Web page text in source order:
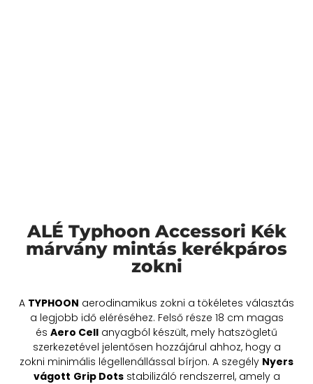
ALÉ Typhoon Accessori Kék
márvány mintás kerékpáros
zokni
A TYPHOON aerodinamikus zokni a tökéletes választás
a legjobb idő eléréséhez. Felső része 18 cm magas
és Aero Cell anyagból készült, mely hatszögletű
szerkezetével jelentősen hozzájárul ahhoz, hogy a
zokni minimális légellenállással bírjon. A szegély Nyers
vágott Grip Dotsstabilizáló rendszerrel, amely a